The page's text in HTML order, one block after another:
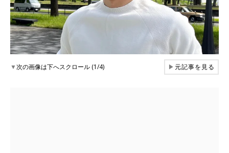
▼次の画像は下へスクロール (1/4) ▶元記事を見る